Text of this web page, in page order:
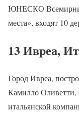
ЮНЕСКО
места», входят 10
13 Ивреа,
Город Ивреа,
Камилло Оливетти,
итальянской